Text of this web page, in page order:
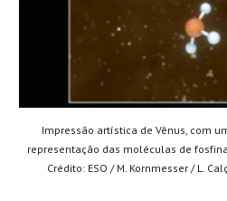
Impressão artística de Vênus, com
representação das moléculas de
Crédito: ESO / M. Kornmesser / L.